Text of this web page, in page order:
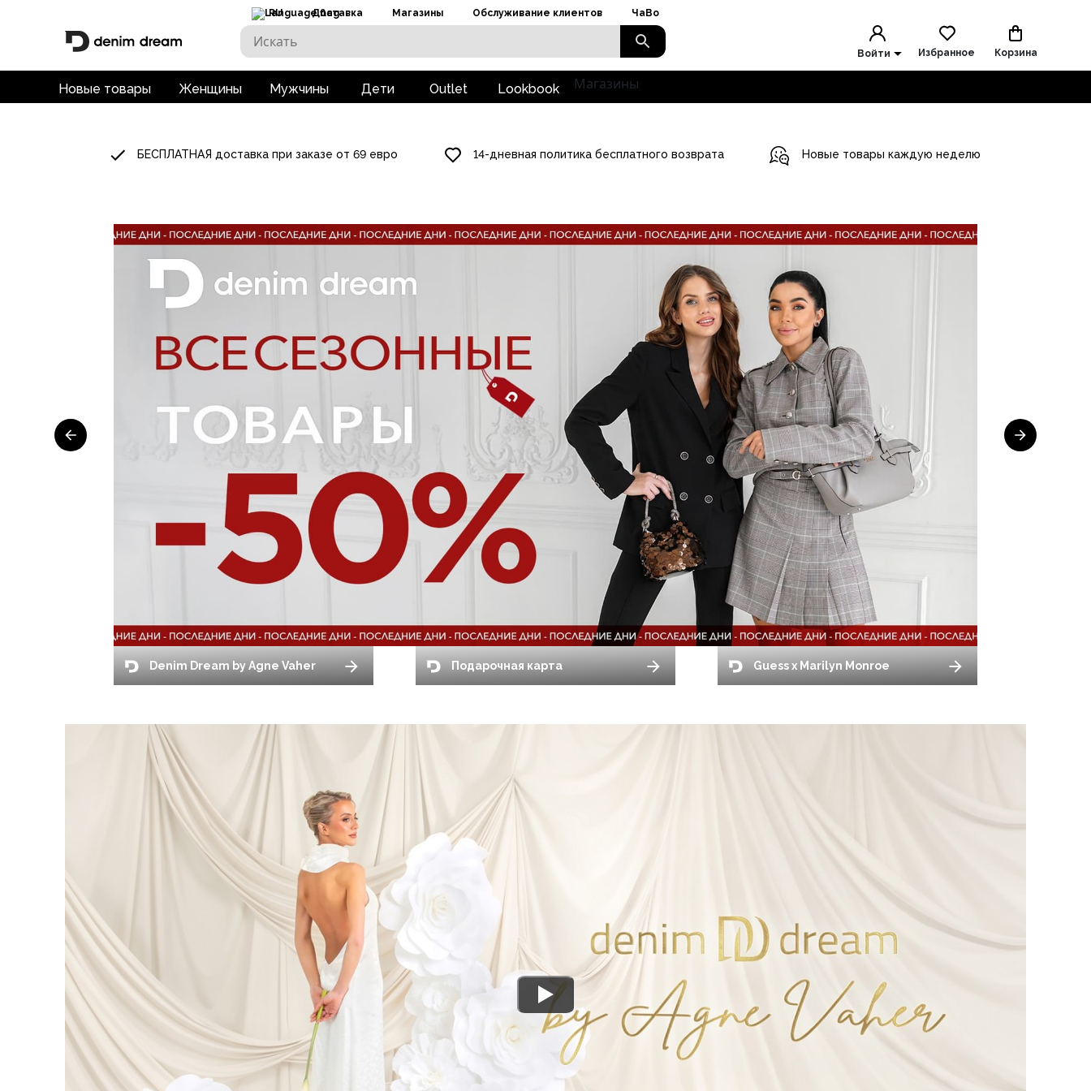
RU Доставка Магазины Обслуживание клиентов ЧаВо
Войти Избранное Корзина
Новые товары Женщины Мужчины Дети Outlet Lookbook Магазины
БЕСПЛАТНАЯ доставка при заказе от 69 евро 14-дневная политика бесплатного возврата Новые товары каждую неделю
Denim Dream by Agne Vaher Подарочная карта Guess x Marilyn Monroe